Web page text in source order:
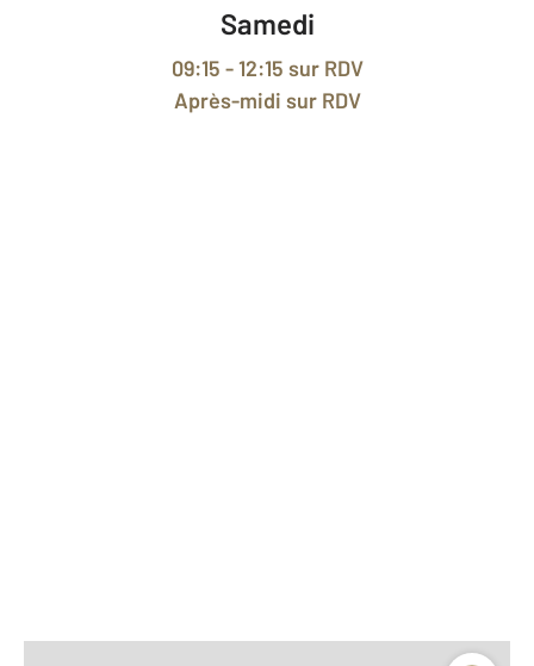
Samedi
09:15 - 12:15 sur RDV
Après-midi sur RDV